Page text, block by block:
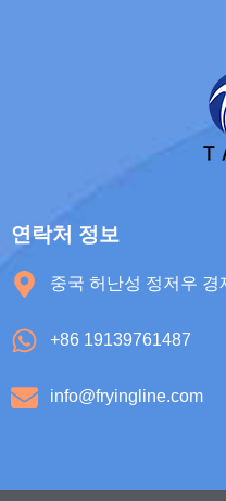
연락처 정보
중국 허난성 정저우 경
+86 19139761487
info@fryingline.com